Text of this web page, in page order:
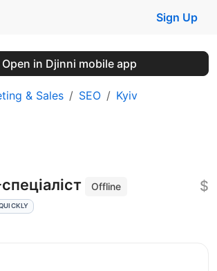
Sign Up
Open in Djinni mobile app
& Sales SEO Kyiv
Offline
$